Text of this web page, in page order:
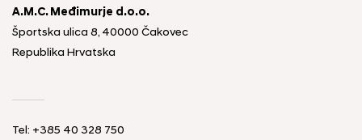
A.M.C. Međimurje d.o.o.
Športska ulica 8, 40000 Čakovec
Republika Hrvatska
Tel: +385 40 328 750